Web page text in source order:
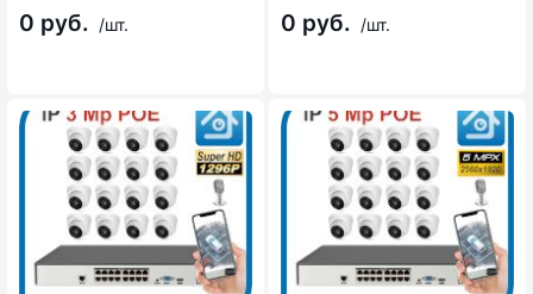
0 руб. /шт. 0 руб. /шт.